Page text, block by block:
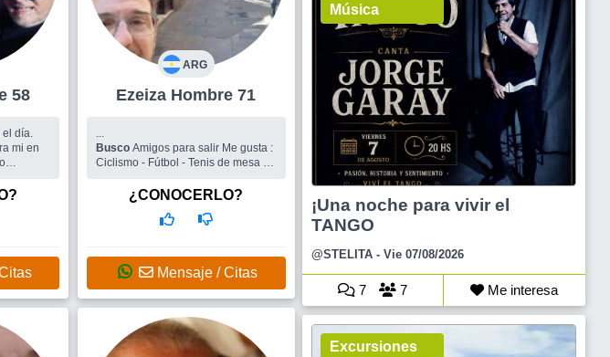
58
día.
mi en
uno
ARG
Ezeiza Hombre 71
BuscoAmigos para salir Me gusta :
Ciclismo - Fútbol - Tenis de mesa -
¿CONOCERLO?
Mensaje / Citas
Música
¡Una noche para vivir el
TANGO
@STELITA- Vie 07/08/2026
7 7 Me interesa
Excursiones